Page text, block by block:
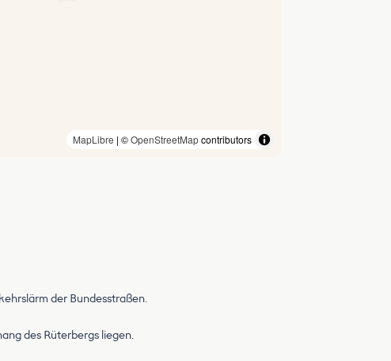
MapLibre | ©OpenStreetMapcontributors
der Bundesstraßen.
des Rüterbergs liegen.